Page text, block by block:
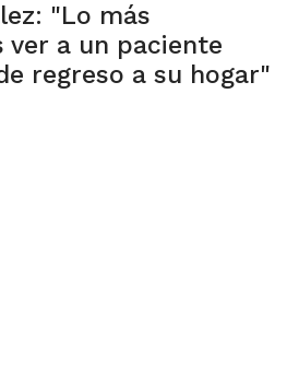
"Lo más
a un paciente
regreso a su hogar"